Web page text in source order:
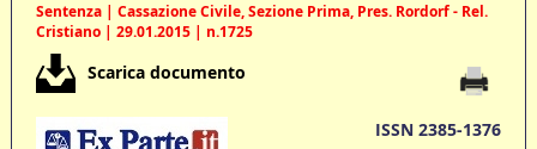
Sentenza | Cassazione Civile, Sezione Prima, Pres. Rordorf - Rel.
Cristiano | 29.01.2015 | n.1725
Scarica documento
ISSN 2385-1376